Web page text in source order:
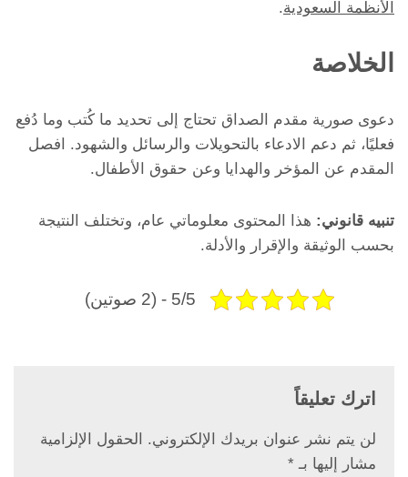
الأنظمة السعودية.
الخلاصة
دعوى صورية مقدم الصداق تحتاج إلى تحديد ما كُتب وما دُفع
فعليًا، ثم دعم الادعاء بالتحويلات والرسائل والشهود. افصل
المقدم عن المؤخر والهدايا وعن حقوق الأطفال.
تنبيه قانوني: هذا المحتوى معلوماتي عام، وتختلف النتيجة
بحسب الوثيقة والإقرار والأدلة.
5/5 - (2 صوتين)
اترك تعليقاً
لن يتم نشر عنوان بريدك الإلكتروني.
الحقول الإلزامية
مشار إليها بـ *